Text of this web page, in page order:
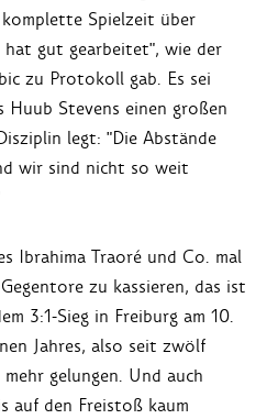
Spielzeit über
gut gearbeitet", wie der
zu Protokoll gab. Es sei
Huub Stevens einen großen
legt: "Die Abstände
wir sind nicht so weit
Ibrahima Traoré und Co. mal
zu kassieren, das ist
3:1-Sieg in Freiburg am 10.
Jahres, also seit zwölf
gelungen. Und auch
auf den Freistoß kaum